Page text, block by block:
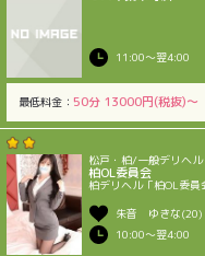
11:00〜翌4:00
最低料金： 50分 13000円(税抜)〜
松戸・柏/一般デリヘル
柏OL委員会
柏デリヘル「柏OL委
朱音 ゆきな(20)
10:00〜翌4:00